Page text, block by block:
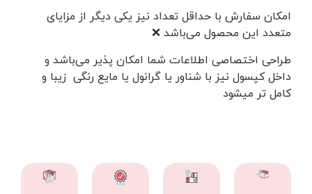
امکان سفارش با حداقل تعداد نیز یکی دیگر از مزایای
متعدد این محصول می‌باشد ❌
طراحی اختصاصی اطلاعات شما امکان پذیر می‌باشد و
داخل کپسول نیز با شناور یا گرانول یا مایع رنگی زیبا و
کامل تر میشود